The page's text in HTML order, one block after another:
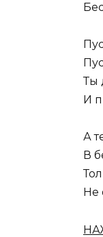
Ты
И
А
В
Не